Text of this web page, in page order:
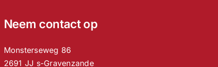
Neem contact op
Monsterseweg 86
2691 JJ s-Gravenzande